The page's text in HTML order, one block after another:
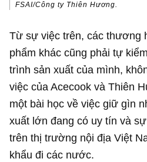
FSAI/Công ty Thiên Hương.
Từ sự việc trên, các thương
phẩm khác cũng phải tự
trình sản xuất của mình,
việc của Acecook và Thiên
một bài học về việc giữ gìn
xuất lớn đang có uy tín và
trên thị trường nội địa Việt
khẩu đi các nước.